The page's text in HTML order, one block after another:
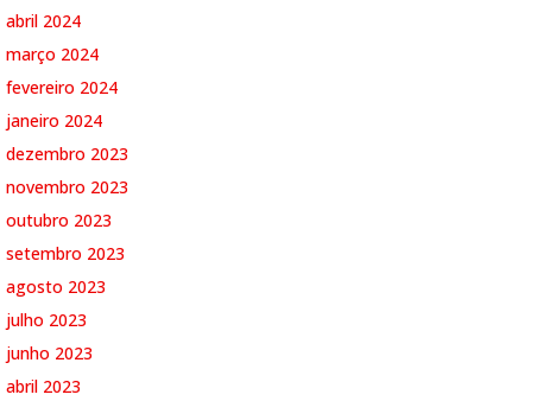
abril 2024
março 2024
fevereiro 2024
janeiro 2024
dezembro 2023
novembro 2023
outubro 2023
setembro 2023
agosto 2023
julho 2023
junho 2023
abril 2023